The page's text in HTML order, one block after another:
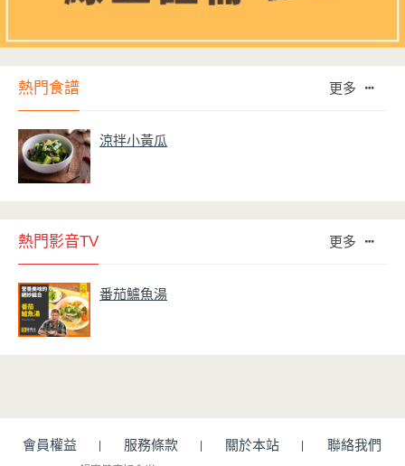
熱門食譜 更多
涼拌小黃瓜
熱門影音TV 更多
番茄鱸魚湯
會員權益 服務條款 關於本站 聯絡我們